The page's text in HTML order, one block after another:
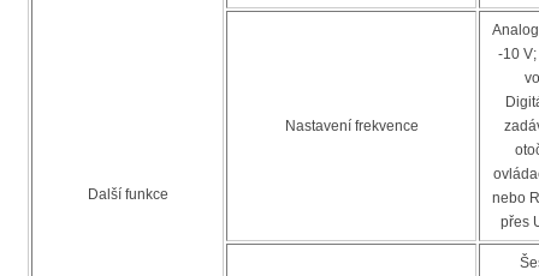
Další funkce
Nastavení frekvence
-10
nebo
přes